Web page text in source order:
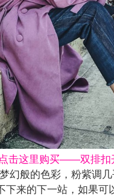
击这里购买——双排扣
般的色彩，粉紫调几
下来的下一站，如果可